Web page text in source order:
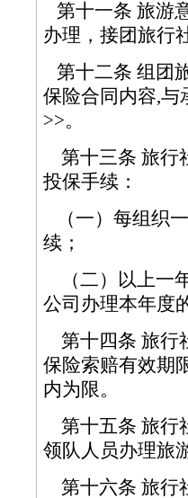
第十一条 旅游
办理，接团旅
第十二条 组团
保险合同内容,与
>>。
第十三条 旅行
投保手续：
（一）每组织
续；
（二）以上一
公司办理本年
第十四条 旅行
保险索赔有效期
内为限。
第十五条 旅行
领队人员办理
第十六条 旅行